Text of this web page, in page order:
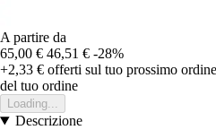
A partire da
65,00 € 46,51 € -28%
+2,33 € offerti sul tuo prossimo ordine
del tuo ordine
Loading...
Descrizione